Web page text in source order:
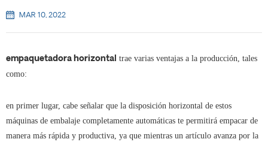
MAR 10, 2022
empaquetadora horizontal trae varias ventajas a la producción, tales
como:
en primer lugar, cabe señalar que la disposición horizontal de estos
máquinas de embalaje completamente automáticas te permitirá empacar de
manera más rápida y productiva, ya que mientras un artículo avanza por la